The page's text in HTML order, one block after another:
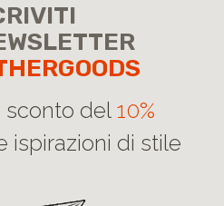
sconto del 10%
ispirazioni di stile